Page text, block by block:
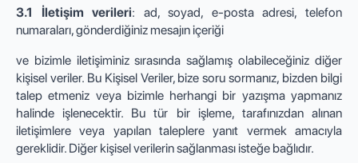
3.1 İletişim verileri: ad, soyad, e-posta adresi, telefon
numaraları, gönderdiğiniz mesajın içeriği
ve bizimle iletişiminiz sırasında sağlamış olabileceğiniz diğer
kişisel veriler. Bu Kişisel Veriler, bize soru sormanız, bizden bilgi
talep etmeniz veya bizimle herhangi bir yazışma yapmanız
halinde işlenecektir. Bu tür bir işleme, tarafınızdan alınan
iletişimlere veya yapılan taleplere yanıt vermek amacıyla
gereklidir. Diğer kişisel verilerin sağlanması isteğe bağlıdır.